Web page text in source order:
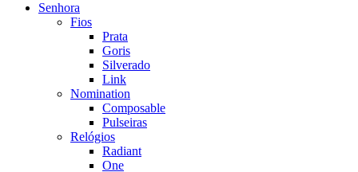
Senhora
Fios
Prata
Goris
Silverado
Link
Nomination
Composable
Pulseiras
Relógios
Radiant
One